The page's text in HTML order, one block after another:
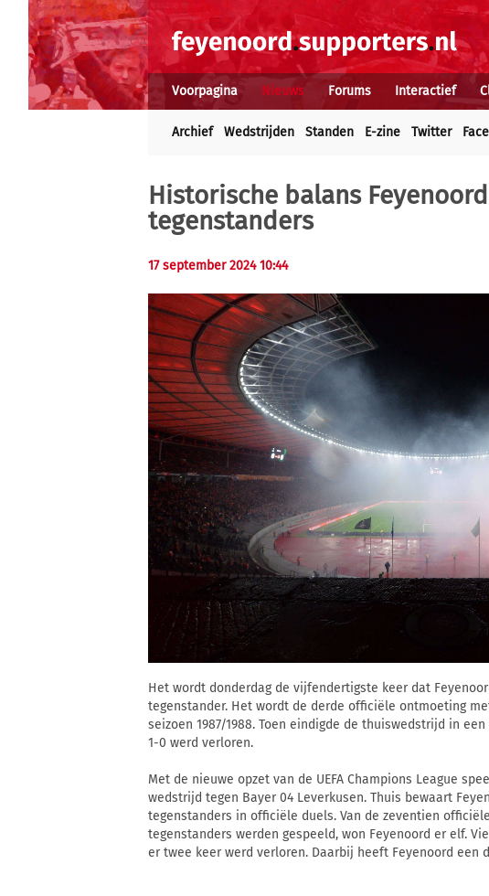
Voorpagina Nieuws Forums Interactief
Archief Wedstrijden Standen E-zine Twitter
Historische balans
tegenstanders
17 september 2024 10:44
Het wordt donderdag de vijfendertigste keer dat
tegenstander. Het wordt de derde officiële ontmoeting
seizoen 1987/1988. Toen eindigde de thuiswedstrijd in
1-0 werd verloren.
Met de nieuwe opzet van de UEFA Champions League
wedstrijd tegen Bayer 04 Leverkusen. Thuis bewaart
tegenstanders in officiële duels. Van de zeventien
tegenstanders werden gespeeld, won Feyenoord er elf.
er twee keer werd verloren. Daarbij heeft Feyenoord een